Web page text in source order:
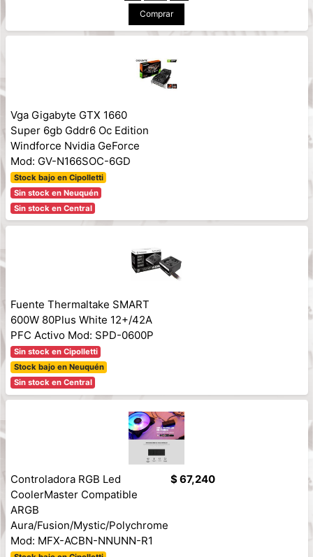
Comprar
Vga Gigabyte GTX 1660
Super 6gb Gddr6 Oc Edition
Windforce Nvidia GeForce
Mod: GV-N166SOC-6GD
Stock bajo en Cipolletti
Sin stock en Neuquén
Sin stock en Central
Fuente Thermaltake SMART
600W 80Plus White 12+/42A
PFC Activo Mod: SPD-0600P
Sin stock en Cipolletti
Stock bajo en Neuquén
Sin stock en Central
Controladora RGB Led
CoolerMaster Compatible
ARGB
Aura/Fusion/Mystic/Polychrome
Mod: MFX-ACBN-NNUNN-R1
$ 67,240